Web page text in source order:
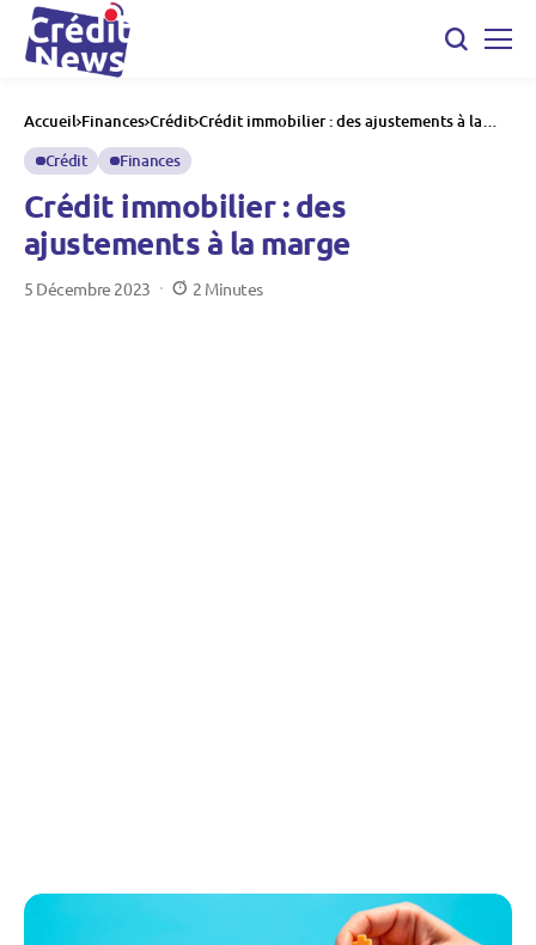
Accueil Finances Crédit Crédit immobilier : des ajustements à la
Crédit
Finances
Crédit immobilier : des
ajustements à la marge
5 Décembre 2023 2 Minutes